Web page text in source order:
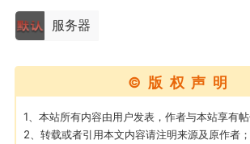
道具 排行
服务器
©版权声明
1、本站所有内容由用户发表，作者与本站享有帖
2、转载或者引用本文内容请注明来源及原作者；